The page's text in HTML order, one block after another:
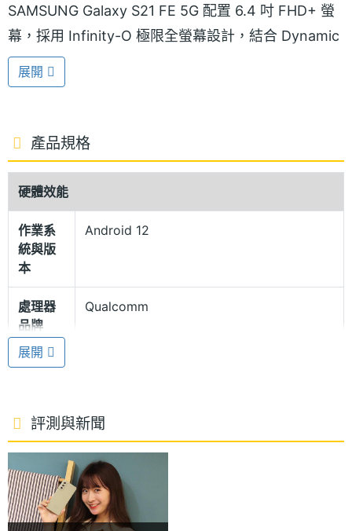
SAMSUNG Galaxy S21 FE 5G 配置 6.4 吋 FHD+ 螢
幕，採用 Infinity-O 極限全螢幕設計，結合 Dynamic
AMOLED 2X 面板，支援 120Hz 螢幕更新率、240Hz
觸控採樣率，打造滑順的視覺體驗；正面覆蓋康寧大
IP68 防塵防水
SAMSUNG Galaxy S21 FE 5G 機身具備 IP68 防塵防
水，提供「橄欖綠」、「石墨黑」、「幻影白」、
「薰衣紫」等顏色款式；內建 4,500mAh 電池，支援
25W 有線閃電快充、15W 無線閃充、無線電力分享。
另外擁有光學指紋辨識，能幫助手機快速解鎖。
高通驍龍 888
SAMSUNG Galaxy S21 FE 5G 運行 Android 12 作業
Snapdragon 888 行動平台，內建 8GB RAM +
256GB ROM；支援 5G + 5G 雙卡雙待，具備 Sub 6
技術，提供 Wi-Fi 6、藍牙 5.0、NFC 等功能。
1,200 萬畫素三鏡頭
展開
產品規格
硬體效能
作業系
統與版
本
Android 12
處理器
品牌
Qualcomm
處理器
處理器
時脈
2.84+2.4+1.8 GHz
處理器
核心數
8
展開
評測與新聞